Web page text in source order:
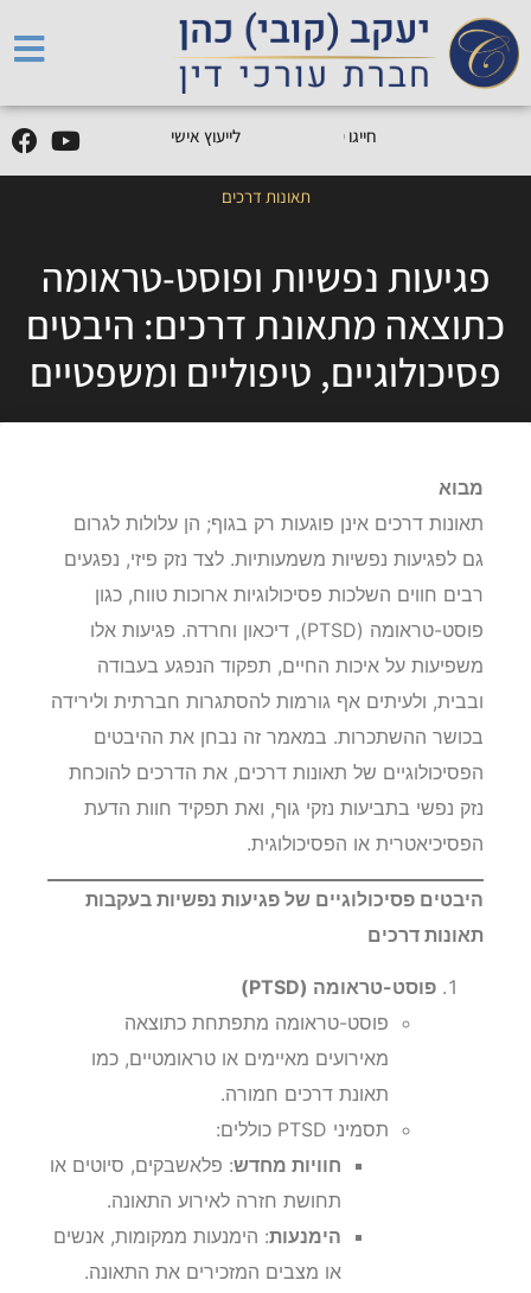
חייגו050- לייעוץ אישי
תאונות דרכים
פגיעות נפשיות ופוסט-טראומה
כתוצאה מתאונת דרכים: היבטים
פסיכולוגיים, טיפוליים ומשפטיים
מבוא
תאונות דרכים אינן פוגעות רק בגוף; הן עלולות לגרום
גם לפגיעות נפשיות משמעותיות. לצד נזק פיזי, נפגעים
רבים חווים השלכות פסיכולוגיות ארוכות טווח, כגון
פוסט-טראומה (PTSD), דיכאון וחרדה. פגיעות אלו
משפיעות על איכות החיים, תפקוד הנפגע בעבודה
ובבית, ולעיתים אף גורמות להסתגרות חברתית ולירידה
בכושר ההשתכרות. במאמר זה נבחן את ההיבטים
הפסיכולוגיים של תאונות דרכים, את הדרכים להוכחת
נזק נפשי בתביעות נזקי גוף, ואת תפקיד חוות הדעת
הפסיכיאטרית או הפסיכולוגית.
היבטים פסיכולוגיים של פגיעות נפשיות בעקבות
תאונות דרכים
פוסט-טראומה (PTSD)
פוסט-טראומה מתפתחת כתוצאה
מאירועים מאיימים או טראומטיים, כמו
תאונת דרכים חמורה.
תסמיני PTSD כוללים:
חוויות מחדש: פלאשבקים, סיוטים או
תחושת חזרה לאירוע התאונה.
הימנעות: הימנעות ממקומות, אנשים
או מצבים המזכירים את התאונה.